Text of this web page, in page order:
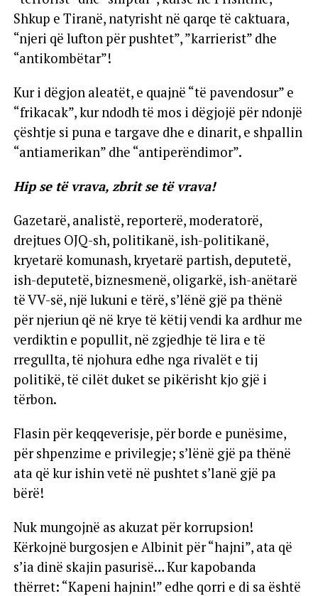
Shkup e Tiranë, natyrisht në qarqe të caktuara,
“njeri që lufton për pushtet”, ”karrierist” dhe
“antikombëtar”!
Kur i dëgjon aleatët, e quajnë “të pavendosur” e
“frikacak”, kur ndodh të mos i dëgjojë për ndonjë
çështje si puna e targave dhe e dinarit, e shpallin
“antiamerikan” dhe “antiperëndimor”.
Hip se të vrava, zbrit se të vrava!
Gazetarë, analistë, reporterë, moderatorë,
drejtues OJQ-sh, politikanë, ish-politikanë,
kryetarë komunash, kryetarë partish, deputetë,
ish-deputetë, biznesmenë, oligarkë, ish-anëtarë
të VV-së, një lukuni e tërë, s’lënë gjë pa thënë
për njeriun që në krye të këtij vendi ka ardhur me
verdiktin e popullit, në zgjedhje të lira e të
rregullta, të njohura edhe nga rivalët e tij
politikë, të cilët duket se pikërisht kjo gjë i
tërbon.
Flasin për keqqeverisje, për borde e punësime,
për shpenzime e privilegje; s’lënë gjë pa thënë
ata që kur ishin vetë në pushtet s’lanë gjë pa
bërë!
Nuk mungojnë as akuzat për korrupsion!
Kërkojnë burgosjen e Albinit për “hajni”, ata që
s’ia dinë skajin pasurisë… Kur kapobanda
thërret: “Kapeni hajnin!” edhe qorri e di sa është